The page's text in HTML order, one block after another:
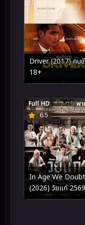
Driver (2017) คน
18+
6.5
Full HD พา
In Age We Doubt
(2026) วัยแก่ 2569